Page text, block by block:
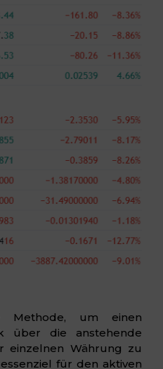
um einen
über die anstehende
einzelnen Währung zu
für den aktiven